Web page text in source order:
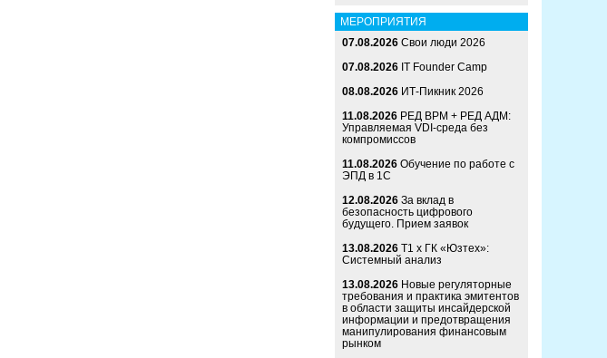
МЕРОПРИЯТИЯ
07.08.2026 Свои люди 2026
07.08.2026 IT Founder Camp
08.08.2026 ИТ-Пикник 2026
11.08.2026 РЕД ВРМ + РЕД АДМ:
Управляемая VDI-среда без
компромиссов
11.08.2026 Обучение по работе с
ЭПД в 1С
12.08.2026 За вклад в
безопасность цифрового
будущего. Прием заявок
13.08.2026 Т1 x ГК «Юзтех»:
Системный анализ
13.08.2026 Новые регуляторные
требования и практика эмитентов
в области защиты инсайдерской
информации и предотвращения
манипулирования финансовым
рынком